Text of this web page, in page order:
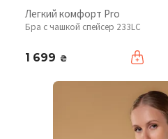
Легкий комфорт Pro
Бра с чашкой спейсер 233LC
1 699 ₴